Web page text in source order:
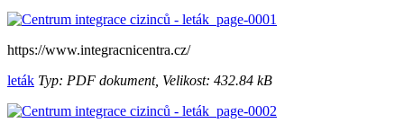
https://www.integracnicentra.cz/
leták Typ: PDF dokument, Velikost: 432.84 kB